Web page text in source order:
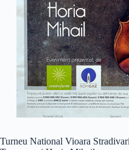
Turneu National Vioara